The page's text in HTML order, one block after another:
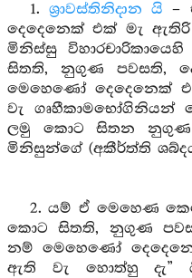
1. ශ්‍රාවස්තිනිදාන යි –
දෙදෙනෙක් එක් මැ
මිනිස්සු
සිතති, නුගුණ පවසති,
මෙහෙණෝ දෙදෙනෙක්
වැ ගෘහීකාමභෝගිනියන්
ලමු කොට සිතන
මිනිසුන්ගේ (අකීර්ත්ති
2. යම් ඒ මෙහෙණ
කොට සිතති, නුගුණ
නම් මෙහෙණෝ
ඇති වැ හොත්හු දැ”